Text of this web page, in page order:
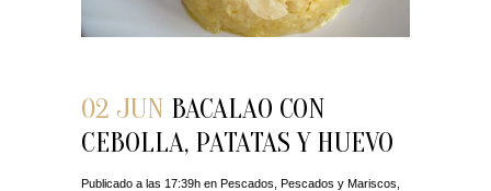
02 JUN BACALAO CON
CEBOLLA, PATATAS Y HUEVO
Publicado a las 17:39h en Pescados Pescados y Mariscos